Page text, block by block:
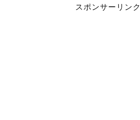
スポンサーリンク